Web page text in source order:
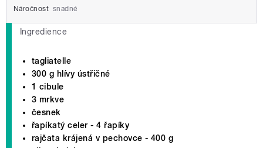
Náročnost snadné
Ingredience
tagliatelle
300 g hlívy ústřičné
1 cibule
3 mrkve
česnek
řapíkatý celer - 4 řapíky
rajčata krájená v pechovce - 400 g